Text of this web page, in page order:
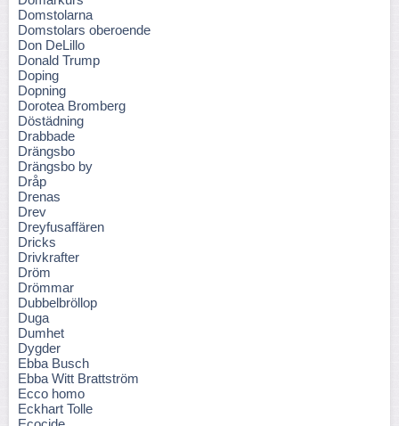
Domstolarna
Domstolars oberoende
Don DeLillo
Donald Trump
Doping
Dopning
Dorotea Bromberg
Döstädning
Drabbade
Drängsbo
Drängsbo by
Dråp
Drenas
Drev
Dreyfusaffären
Dricks
Drivkrafter
Dröm
Drömmar
Dubbelbröllop
Duga
Dumhet
Dygder
Ebba Busch
Ebba Witt Brattström
Ecco homo
Eckhart Tolle